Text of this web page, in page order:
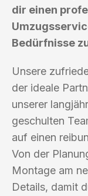
dir einen
Bedürfnisse
Unsere
der ideale
unserer
geschulten
auf einen
Von der
Montage am
Details, damit